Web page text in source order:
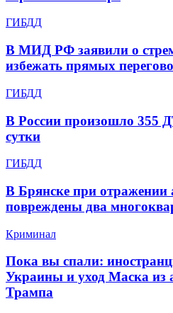
ГИБДД
В МИД РФ заявили о
избежать прямых
ГИБДД
В России произошло 355
сутки
ГИБДД
В Брянске при отражении
повреждены два
Криминал
Пока вы спали:
Украины и уход Маска из
Трампа